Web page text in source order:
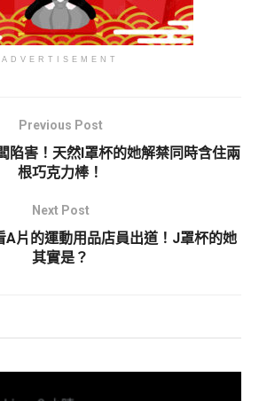
ADVERTISEMENT
Previous Post
陷害！天然I罩杯的她解禁同時含住兩
根巧克力棒！
Next Post
A片的運動用品店員出道！J罩杯的她
其實是？